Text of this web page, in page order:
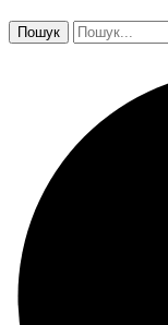
Пошук